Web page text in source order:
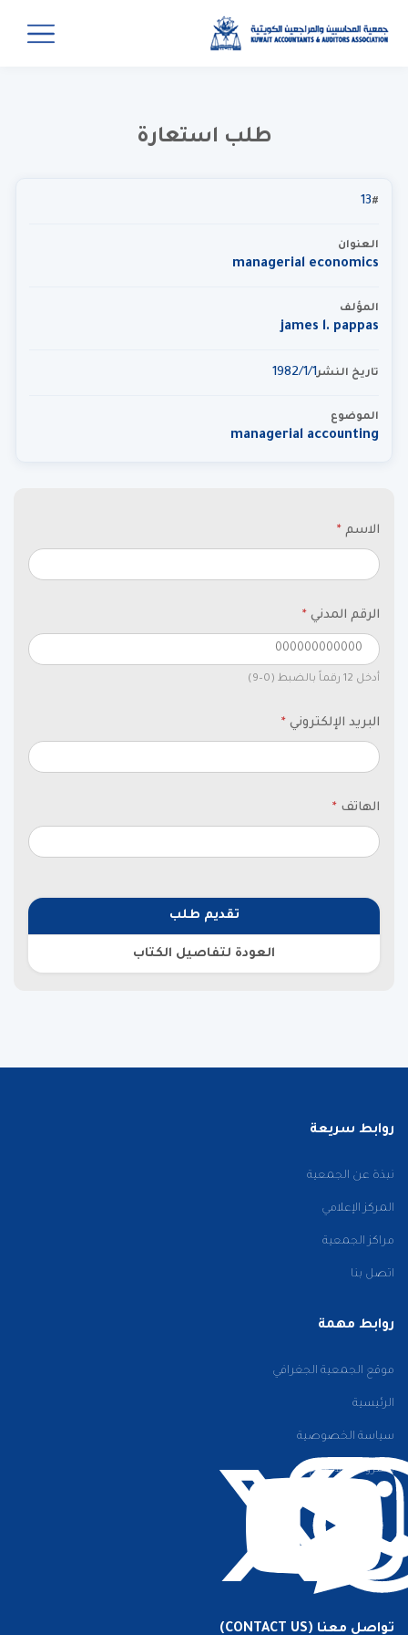
طلب استعارة
#
13
العنوان
managerial economics
المؤلف
james l. pappas
تاريخ النشر1‏‏/1‏‏/1982
الموضوع
managerial accounting
الاسم *
الرقم المدني *
أدخل 12 رقماً بالضبط (0–9)
البريد الإلكتروني *
الهاتف *
تقديم طلب
العودة لتفاصيل الكتاب
روابط سريعة
نبذة عن الجمعية
المركز الإعلامي
مراكز الجمعية
اتصل بنا
روابط مهمة
موقع الجمعية الجغرافي
الرئيسية
سياسة الخصوصية
الشروط والأحكام
تواصل معنا (CONTACT US)